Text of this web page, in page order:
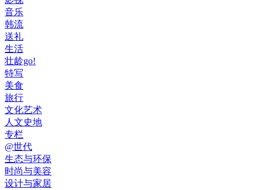
音乐
韩流
送礼
生活
壮龄go!
特写
美食
旅行
文化艺术
人文史地
专栏
@世代
生态与环保
时尚与美容
设计与家居